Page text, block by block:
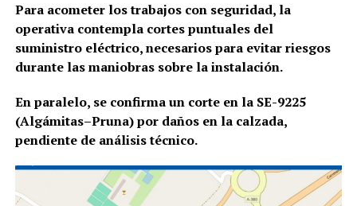
Para acometer los trabajos con seguridad, la
operativa contempla cortes puntuales del
suministro eléctrico, necesarios para evitar riesgos
durante las maniobras sobre la instalación.
En paralelo, se confirma un corte en la SE-9225
(Algámitas–Pruna) por daños en la calzada,
pendiente de análisis técnico.